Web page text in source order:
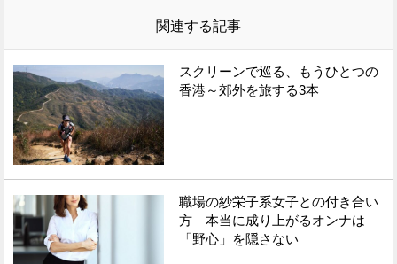
関連する記事
スクリーンで巡る、もうひとつの
香港～郊外を旅する3本
職場の紗栄子系女子との付き合い
方 本当に成り上がるオンナは
「野心」を隠さない